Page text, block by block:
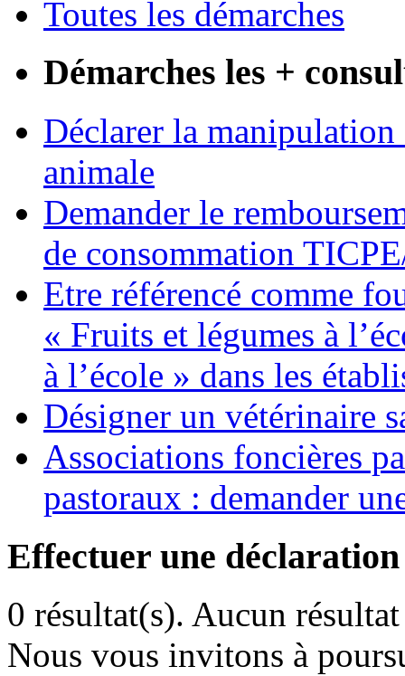
Toutes les démarches
Démarches les +
Déclarer la manipulation
animale
Demander le
de consommation
Etre référencé comme
« Fruits et légumes à
à l’école » dans les
Désigner un vétérinaire
Associations foncières
pastoraux : demander
Effectuer une déclaration
0 résultat(s). Aucun
Nous vous invitons à